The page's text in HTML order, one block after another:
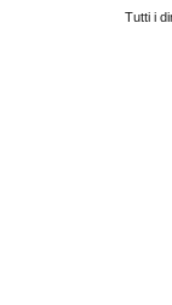
Tutti i